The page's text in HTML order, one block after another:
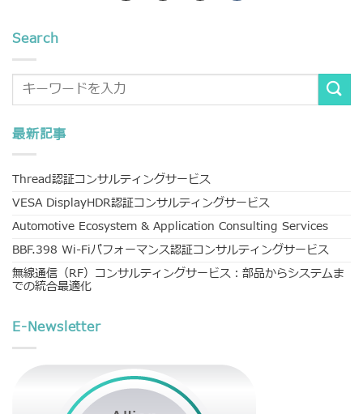
Search
最新記事
Thread認証コンサルティングサービス
VESA DisplayHDR認証コンサルティングサービス
Automotive Ecosystem & Application Consulting Services
BBF.398 Wi-Fiパフォーマンス認証コンサルティングサービス
無線通信（RF）コンサルティングサービス：部品からシステムま
での統合最適化
E-Newsletter